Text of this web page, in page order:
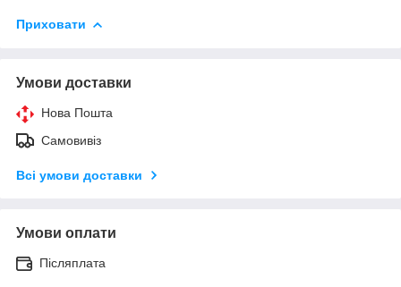
Приховати
Умови доставки
Нова Пошта
Самовивіз
Всі умови доставки
Умови оплати
Післяплата